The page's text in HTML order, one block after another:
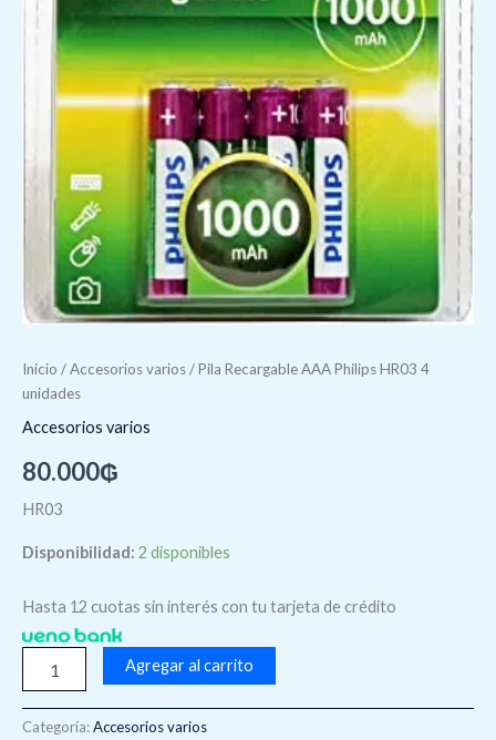
Inicio /Accesorios varios/ Pila Recargable AAA Philips HR03 4
unidades
Accesorios varios
80.000₲
HR03
Disponibilidad: 2 disponibles
Hasta 12 cuotas sin interés con tu tarjeta de crédito
Agregar al carrito
Categoría:Accesorios varios